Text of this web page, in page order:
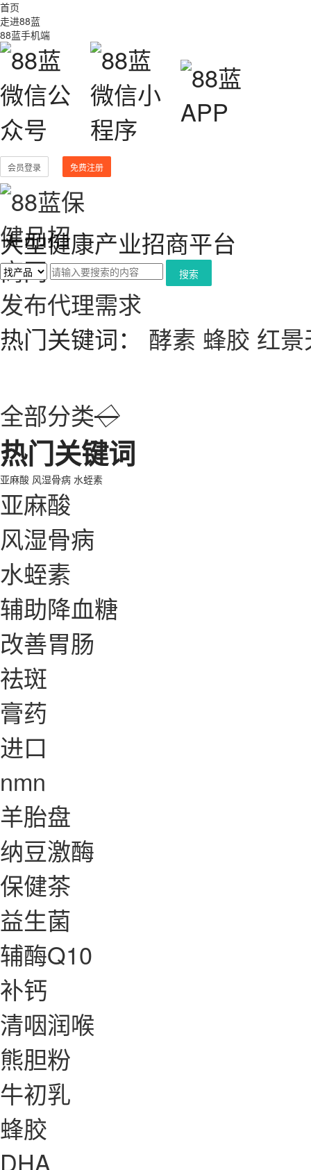
首页
走进88蓝
88蓝手机端
会员登录 免费注册
大型健康产业招商平台
搜索
发布代理需求
热门关键词： 酵素 蜂胶 红景
全部分类◇
热门关键词
亚麻酸 风湿骨病 水蛭素
亚麻酸
风湿骨病
水蛭素
辅助降血糖
改善胃肠
祛斑
膏药
进口
nmn
羊胎盘
纳豆激酶
保健茶
益生菌
辅酶Q10
补钙
清咽润喉
熊胆粉
牛初乳
蜂胶
DHA